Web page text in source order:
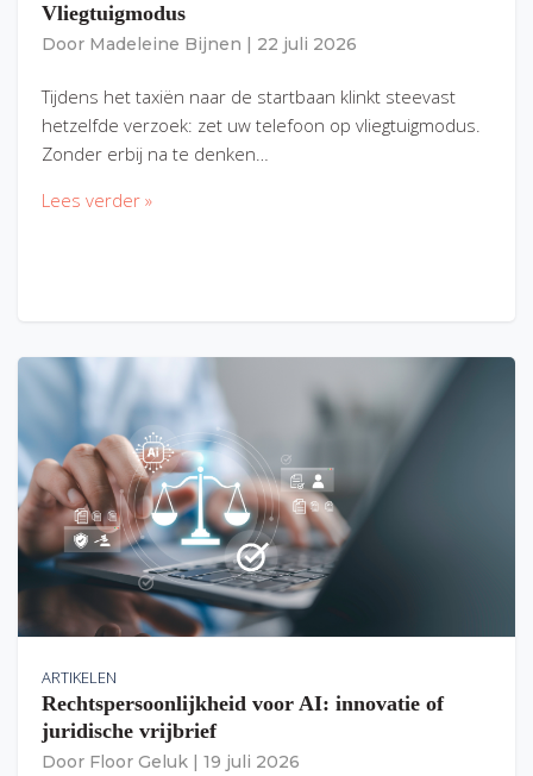
Vliegtuigmodus
Door Madeleine Bijnen 22 juli 2026
Tijdens het taxiën naar de startbaan klinkt steevast
hetzelfde verzoek: zet uw telefoon op vliegtuigmodus.
Zonder erbij na te denken…
Lees verder »
ARTIKELEN
Rechtspersoonlijkheid voor AI: innovatie of
juridische vrijbrief
Door Floor Geluk 19 juli 2026